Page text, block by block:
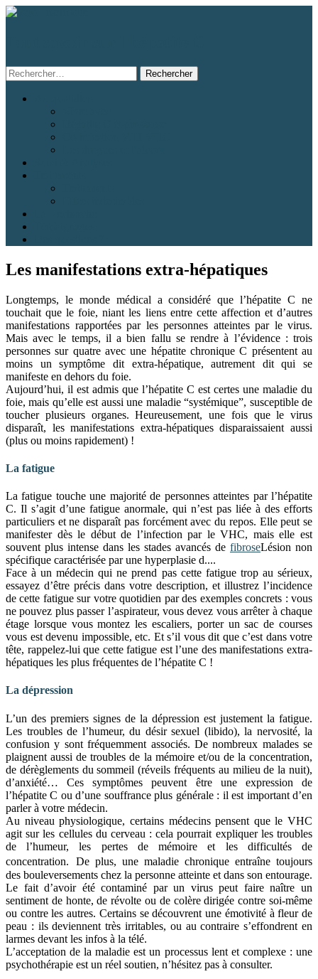
Rechercher :
Aller
Les manifestations extra-hépatiques
Longtemps, le monde médical a considéré que l’hépatite C ne
touchait que le foie, niant les liens entre cette affection et d’autres
manifestations rapportées par les personnes atteintes par le virus.
Mais avec le temps, il a bien fallu se rendre à l’évidence : trois
personnes sur quatre avec une hépatite chronique C présentent au
moins un symptôme dit extra-hépatique, autrement dit qui se
manifeste en dehors du foie.
Aujourd’hui, il est admis que l’hépatite C est certes une maladie du
foie, mais qu’elle est aussi une maladie “systémique”, susceptible de
toucher plusieurs organes. Heureusement, une fois que le virus
disparaît, les manifestations extra-hépatiques disparaissaient aussi
(plus ou moins rapidement) !
La fatigue
La fatigue touche une majorité de personnes atteintes par l’hépatite
C. Il s’agit d’une fatigue anormale, qui n’est pas liée à des efforts
particuliers et ne disparaît pas forcément avec du repos. Elle peut se
manifester dès le début de l’infection par le VHC, mais elle est
souvent plus intense dans les stades avancés de fibroseLésion non
spécifique caractérisée par une hyperplasie d....
Face à un médecin qui ne prend pas cette fatigue trop au sérieux,
essayez d’être précis dans votre description, et illustrez l’incidence
de cette fatigue sur votre quotidien par des exemples concrets : vous
ne pouvez plus passer l’aspirateur, vous devez vous arrêter à chaque
étage lorsque vous montez les escaliers, porter un sac de courses
vous est devenu impossible, etc. Et s’il vous dit que c’est dans votre
tête, rappelez-lui que cette fatigue est l’une des manifestations extra-
hépatiques les plus fréquentes de l’hépatite C !
La dépression
L’un des premiers signes de la dépression est justement la fatigue.
Les troubles de l’humeur, du désir sexuel (libido), la nervosité, la
confusion y sont fréquemment associés. De nombreux malades se
plaignent aussi de troubles de la mémoire et/ou de la concentration,
de dérèglements du sommeil (réveils fréquents au milieu de la nuit),
d’anxiété… Ces symptômes peuvent être une expression de
l’hépatite C ou d’une souffrance plus générale : il est important d’en
parler à votre médecin.
Au niveau physiologique, certains médecins pensent que le VHC
agit sur les cellules du cerveau : cela pourrait expliquer les troubles
de l’humeur, les pertes de mémoire et les difficultés de
concentration. De plus, une maladie chronique entraîne toujours
des bouleversements chez la personne atteinte et dans son entourage.
Le fait d’avoir été contaminé par un virus peut faire naître un
sentiment de honte, de révolte ou de colère dirigée contre soi-même
ou contre les autres. Certains se découvrent une émotivité à fleur de
peau : ils deviennent très irritables, ou au contraire s’effondrent en
larmes devant les infos à la télé.
L’acceptation de la maladie est un processus lent et complexe : une
psychothérapie est un réel soutien, n’hésitez pas à consulter.